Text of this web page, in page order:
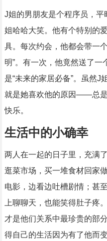
J姐的男朋友是个程序员，
姐哈哈大笑。他有个特别
具。每次约会，他都会带一
明”。有一次，他竟然送了
是“未来的家居必备”。虽然J
就是她喜欢他的原因——总
快乐。
生活中的小确幸
两人在一起的日子里，充满
逛菜市场，买一堆食材回家
电影，边看边吐槽剧情；甚
上聊聊天，也能笑得肚子疼
才是他们关系中最珍贵的部
得自己的生活因为有了他而